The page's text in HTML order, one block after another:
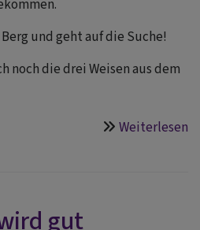
und geht auf die Suche!
noch die drei Weisen aus dem
Weiterlesen
gut